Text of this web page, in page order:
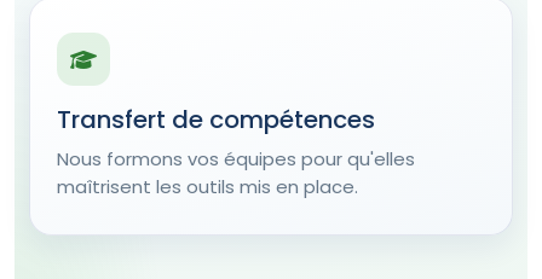
Transfert de compétences
Nous formons vos équipes pour qu'elles
maîtrisent les outils mis en place.